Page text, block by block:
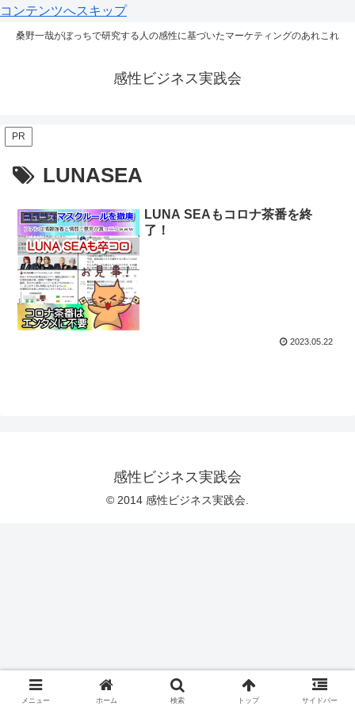
コンテンツへスキップ
桑野一哉がぼっちで研究する人の感性に基づいたマーケティングのあれこれ
感性ビジネス実践会
PR
LUNASEA
ニュース
LUNA SEAもコロナ茶番を終
了！
2023.05.22
感性ビジネス実践会
© 2014 感性ビジネス実践会.
メニュー ホーム 検索 トップ サイドバー